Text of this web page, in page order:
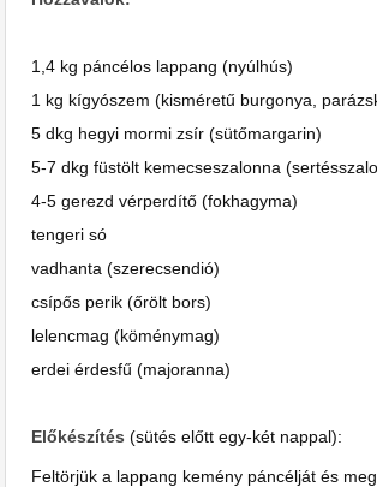
1,4 kg páncélos lappang (nyúlhús)
1 kg kígyószem (kisméretű burgonya,
5 dkg hegyi mormi zsír (sütőmargarin)
5-7 dkg füstölt kemecseszalonna
4-5 gerezd vérperdítő (fokhagyma)
tengeri só
vadhanta (szerecsendió)
csípős perik (őrölt bors)
lelencmag (köménymag)
erdei érdesfű (majoranna)
Előkészítés (sütés előtt egy-két nappal):
Feltörjük a lappang kemény páncélját és